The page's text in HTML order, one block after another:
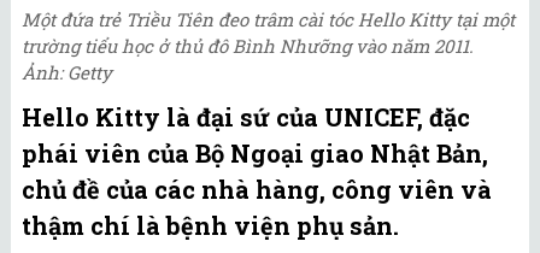
Một đứa trẻ Triều Tiên đeo trâm cài tóc Hello Kitty tại một
trường tiểu học ở thủ đô Bình Nhưỡng vào năm 2011.
Ảnh: Getty
Hello Kitty là đại sứ của UNICEF, đặc
phái viên của Bộ Ngoại giao Nhật Bản,
chủ đề của các nhà hàng, công viên và
thậm chí là bệnh viện phụ sản.